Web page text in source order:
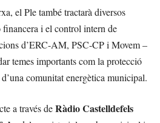
el Ple també tractarà diversos
i el control intern de
d’ERC-AM, PSC-CP i Movem –
temes importants com la protecció
comunitat energètica municipal.
a través deRàdio Castelldefels